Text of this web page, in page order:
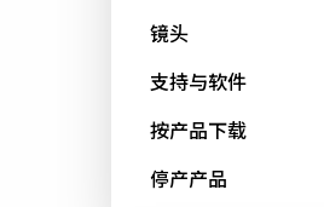
镜头
支持与软件
按产品下载
停产产品